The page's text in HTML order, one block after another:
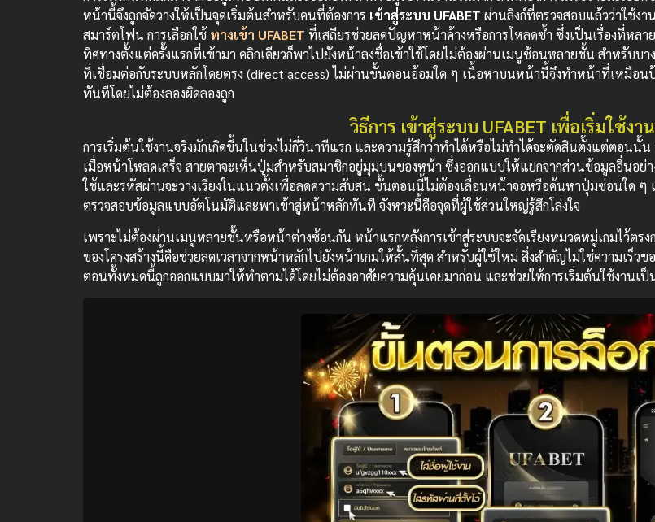
หน้านี้จึงถูกจัดวางให้เป็นจุดเริ่มต้นสำหรับคนที่ต้องการ เข้าสู่ระบบ UFABET ผ่านลิงก์ที่ตรวจสอบแล้วว่าใช้งา
สมาร์ตโฟน การเลือกใช้ ทางเข้า UFABET ที่เสถียรช่วยลดปัญหาหน้าค้างหรือการโหลดซ้ำ ซึ่งเป็นเรื่องที่หลา
ทิศทางตั้งแต่ครั้งแรกที่เข้ามา คลิกเดียวก็พาไปยังหน้าลงชื่อเข้าใช้โดยไม่ต้องผ่านเมนูซ้อนหลายชั้น สำหรับบา
ที่เชื่อมต่อกับระบบหลักโดยตรง (direct access) ไม่ผ่านขั้นตอนอ้อมใด ๆ เนื้อหาบนหน้านี้จึงทำหน้าที่เหมือน
ทันทีโดยไม่ต้องลองผิดลองถูก
วิธีการ เข้าสู่ระบบ UFABET เพื่อเริ่มใช้งา
การเริ่มต้นใช้งานจริงมักเกิดขึ้นในช่วงไม่กี่วินาทีแรก และความรู้สึกว่าทำได้หรือไม่ทำได้จะตัดสินตั้งแต่ตอน
เมื่อหน้าโหลดเสร็จ สายตาจะเห็นปุ่มสำหรับสมาชิกอยู่มุมบนของหน้า ซึ่งออกแบบให้แยกจากส่วนข้อมูลอื่นอ
ใช้และรหัสผ่านจะวางเรียงในแนวตั้งเพื่อลดความสับสน ขั้นตอนนี้ไม่ต้องเลื่อนหน้าจอหรือค้นหาปุ่มซ่อนใด
ตรวจสอบข้อมูลแบบอัตโนมัติและพาเข้าสู่หน้าหลักทันที จังหวะนี้คือจุดที่ผู้ใช้ส่วนใหญ่รู้สึกโล่งใจ
เพราะไม่ต้องผ่านเมนูหลายชั้นหรือหน้าต่างซ้อนกัน หน้าแรกหลังการเข้าสู่ระบบจะจัดเรียงหมวดหมู่เกมไว้ตร
ของโครงสร้างนี้คือช่วยลดเวลาจากหน้าหลักไปยังหน้าเกมให้สั้นที่สุด สำหรับผู้ใช้ใหม่ สิ่งสำคัญไม่ใช่ความเร็ว
ตอนทั้งหมดนี้ถูกออกแบบมาให้ทำตามได้โดยไม่ต้องอาศัยความคุ้นเคยมาก่อน และช่วยให้การเริ่มต้นใช้งานเป็